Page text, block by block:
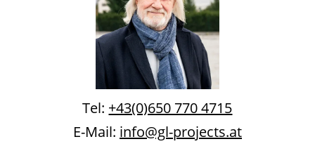
Tel: +43(0)650 770 4715
E-Mail: info@gl-projects.at